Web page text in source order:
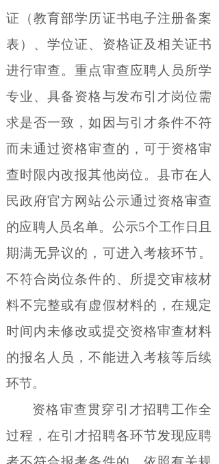
证（教育部学历证书电子注册备案
表）、学位证、资格证及相关证书
进行审查。重点审查应聘人员所学
专业、具备资格与发布引才岗位需
求是否一致，如因与引才条件不符
而未通过资格审查的，可于资格审
查时限内改报其他岗位。县市在人
民政府官方网站公示通过资格审查
的应聘人员名单。公示5个工作日且
期满无异议的，可进入考核环节。
不符合岗位条件的、所提交审核材
料不完整或有虚假材料的，在规定
时间内未修改或提交资格审查材料
的报名人员，不能进入考核等后续
环节。
资格审查贯穿引才招聘工作全
过程，在引才招聘各环节发现应聘